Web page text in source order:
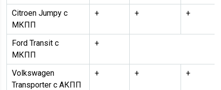
Citroen Jumpy с
МКПП
+ + +
Ford Transit с
МКПП
+
Volkswagen
Transporter с АКПП
+ + +